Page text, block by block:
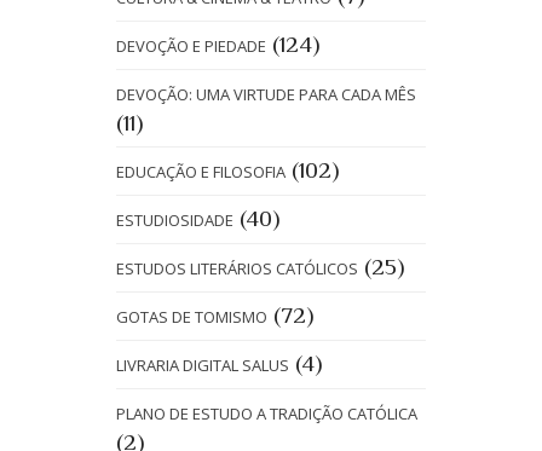
DEVOÇÃO E PIEDADE (124)
DEVOÇÃO: UMA VIRTUDE PARA CADA MÊS
(11)
EDUCAÇÃO E FILOSOFIA (102)
ESTUDIOSIDADE (40)
ESTUDOS LITERÁRIOS CATÓLICOS (25)
GOTAS DE TOMISMO (72)
LIVRARIA DIGITAL SALUS (4)
PLANO DE ESTUDO A TRADIÇÃO CATÓLICA
(2)